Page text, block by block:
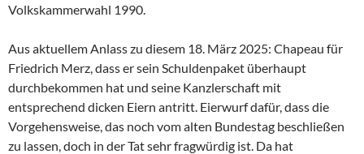
Volkskammerwahl 1990.
Aus aktuellem Anlass zu diesem 18. März 2025: Chapeau für
Friedrich Merz, dass er sein Schuldenpaket überhaupt
durchbekommen hat und seine Kanzlerschaft mit
entsprechend dicken Eiern antritt. Eierwurf dafür, dass die
Vorgehensweise, das noch vom alten Bundestag beschließen
zu lassen, doch in der Tat sehr fragwürdig ist. Da hat